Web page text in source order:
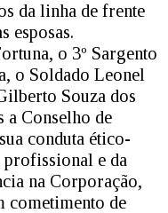
da linha de frente
esposas.
o 3º Sargento
o Soldado Leonel
Souza dos
a Conselho de
conduta ético-
e da
na Corporação,
cometimento de